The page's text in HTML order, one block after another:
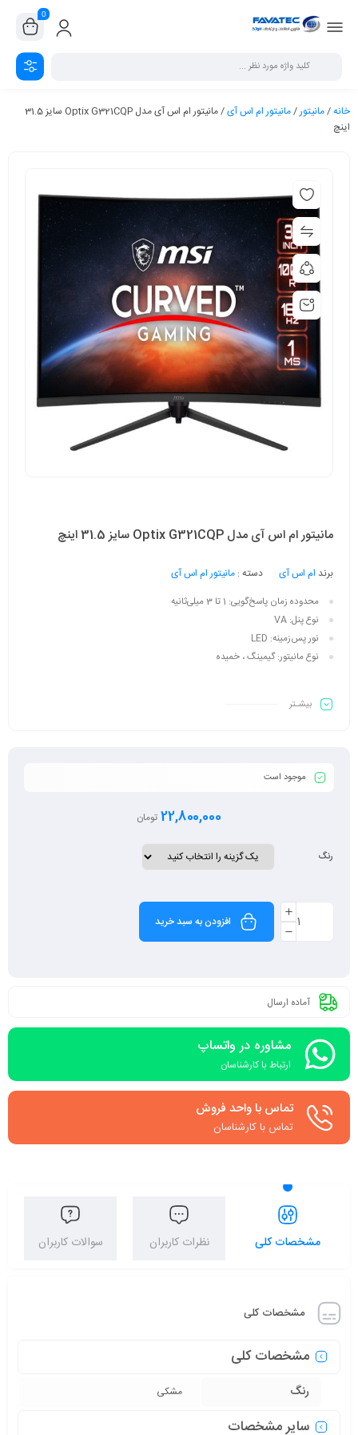
0
خانه/مانیتور/مانیتور ام اس آی
/ مانیتور ام اس آی مدل Optix G321CQP سایز 31.5
اینچ
مانیتور ام اس آی مدل Optix G321CQP سایز 31.5 اینچ
برند ام اس آی دسته : مانیتور ام اس آی
محدوده زمان پاسخ‌گویی: 1 تا 3 میلی‌ثانیه
نوع پنل: VA
نور پس‌زمینه: LED
نوع مانیتور:گیمینگ ، خمیده
بیشـتر
موجود است
22,800,000 تومان
رنگ
افزودن به سبد خرید
آماده ارسال
مشاوره در واتساپ
ارتباط با کارشناسان
تماس با واحد فروش
تماس با کارشناسان
مشخصات کلی نظرات کاربران سوالات کاربران
مشخصات کلی
مشخصات کلی
رنگ مشکی
سایر مشخصات